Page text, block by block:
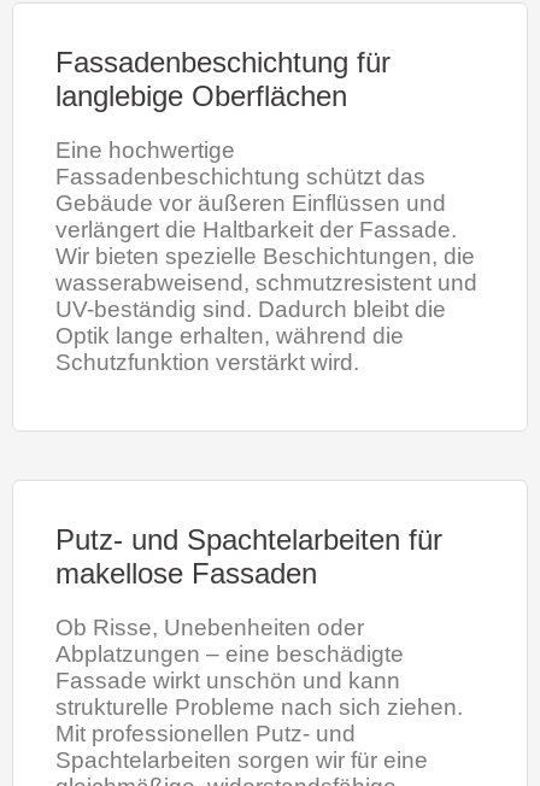
Fassadenbeschichtung für
langlebige Oberflächen
Eine hochwertige
Fassadenbeschichtung schützt das
Gebäude vor äußeren Einflüssen und
verlängert die Haltbarkeit der Fassade.
Wir bieten spezielle Beschichtungen, die
wasserabweisend, schmutzresistent und
UV-beständig sind. Dadurch bleibt die
Optik lange erhalten, während die
Schutzfunktion verstärkt wird.
Putz- und Spachtelarbeiten für
makellose Fassaden
Ob Risse, Unebenheiten oder
Abplatzungen – eine beschädigte
Fassade wirkt unschön und kann
strukturelle Probleme nach sich ziehen.
Mit professionellen Putz- und
Spachtelarbeiten sorgen wir für eine